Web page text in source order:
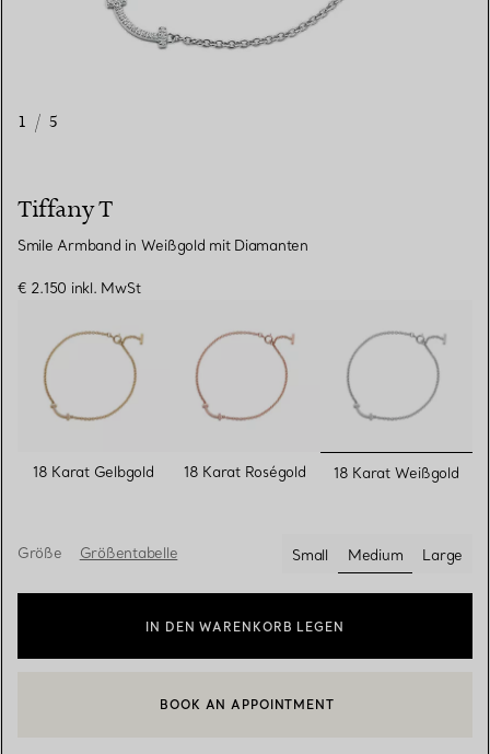
1 / 5
Tiffany T
Smile Armband in Weißgold mit Diamanten
€ 2.150 inkl. MwSt
18 Karat Gelbgold 18 Karat Roségold 18 Karat Weißgold
Größe Größentabelle Small
Medium
ausgewählt
Large
IN DEN WARENKORB LEGEN
EINEN KUNDENBERATER KONTAKTIEREN ODER EINEN
BOOK AN APPOINTMENT